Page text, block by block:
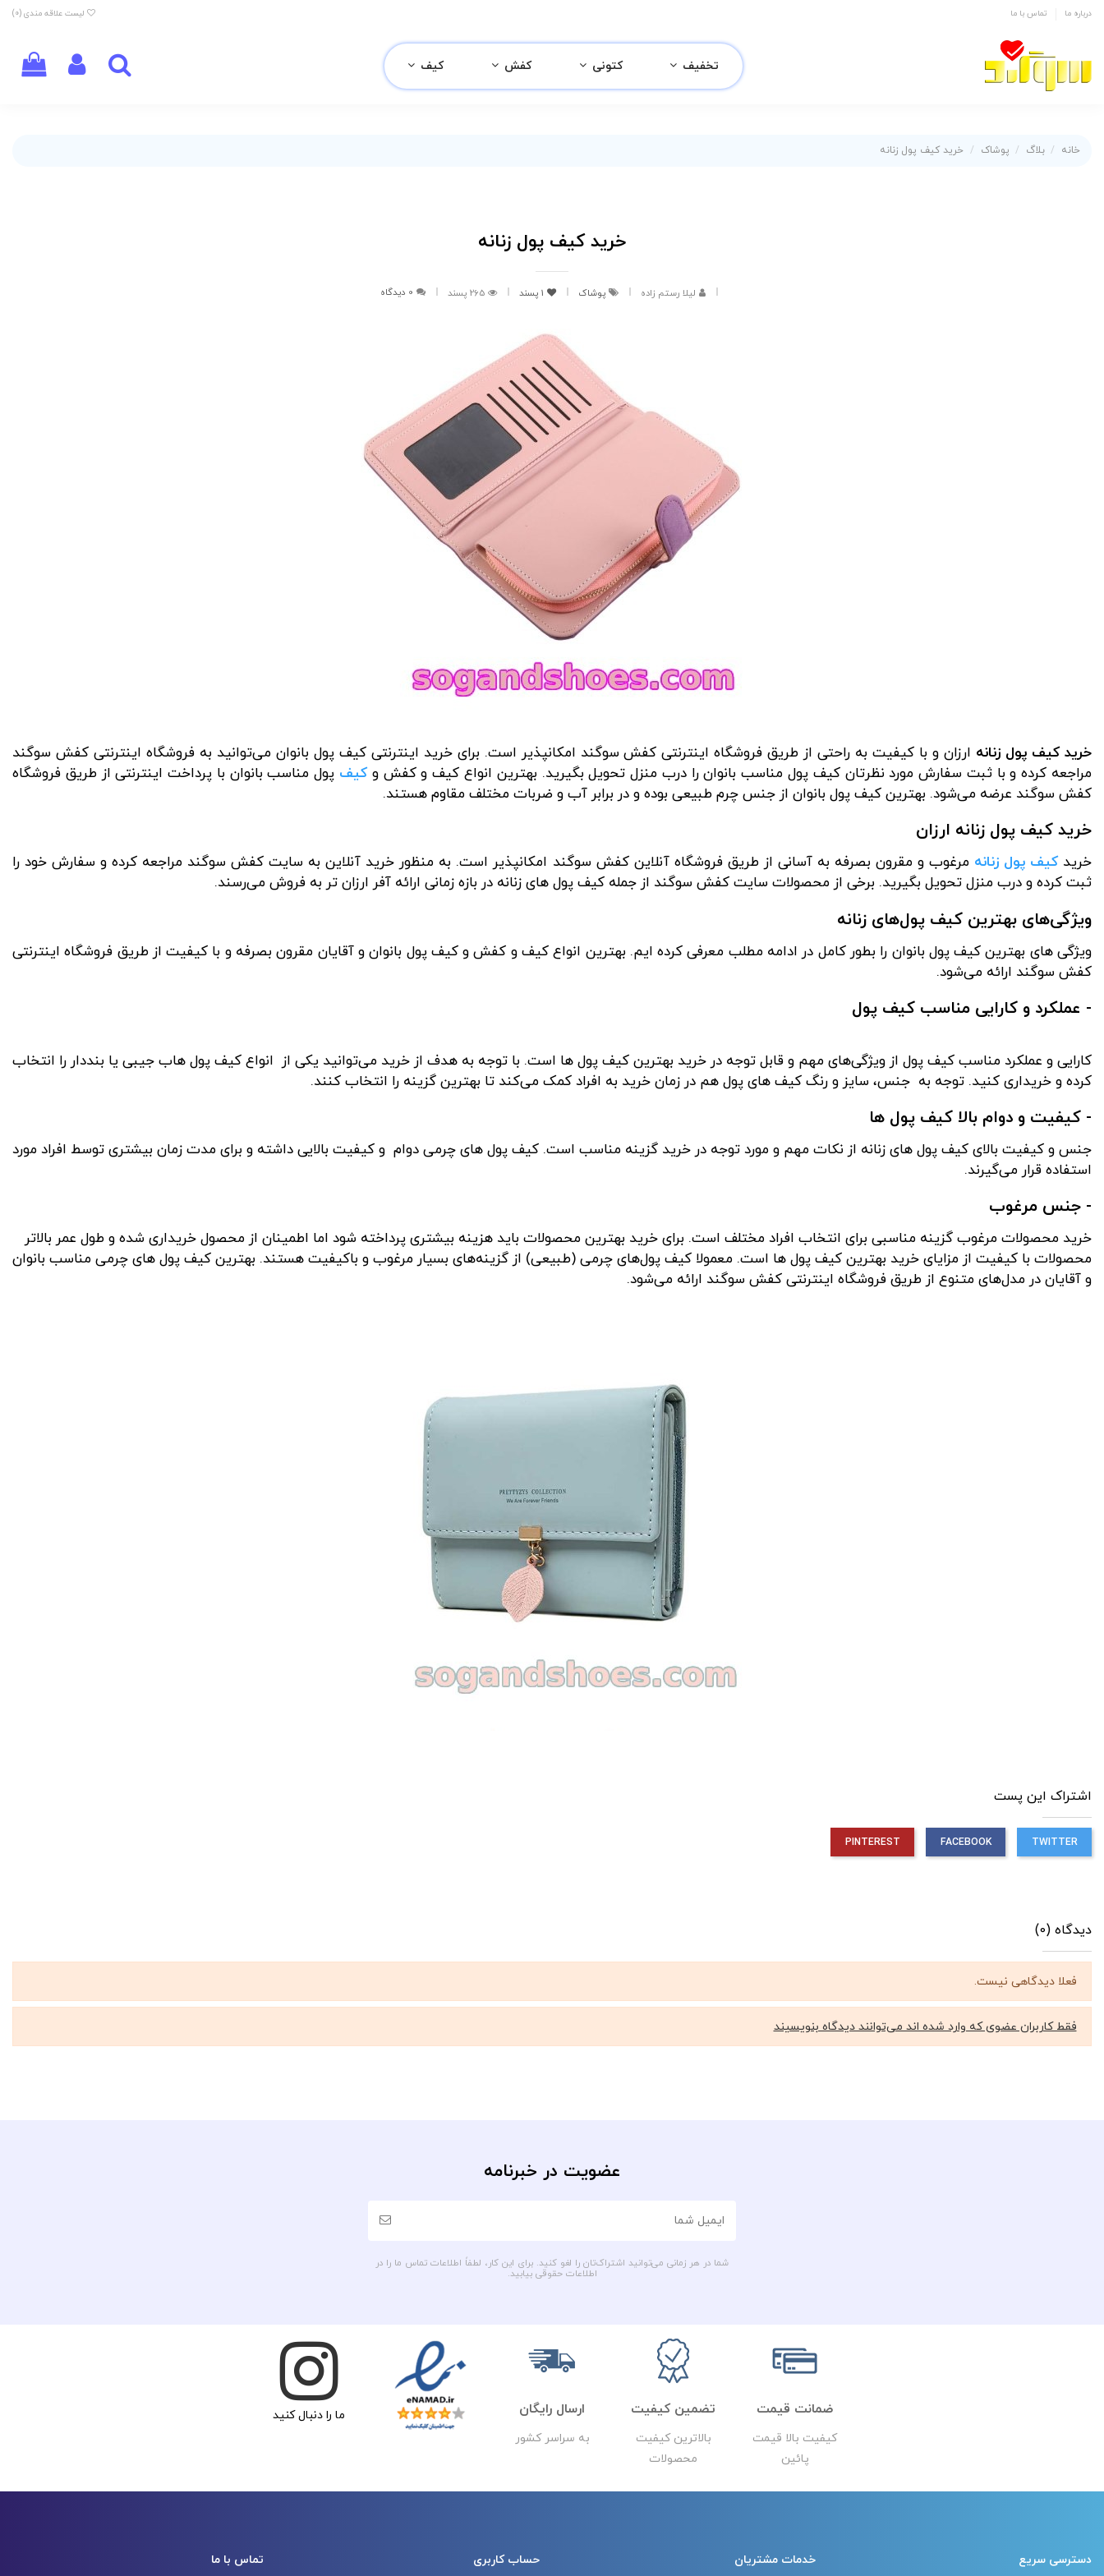
درباره ما تماس با ما لیست علاقه مندی (0
)
تخفیف کتونی کفش کیف
خانه بلاگ پوشاک خرید کیف پول زنانه
خرید کیف پول زنانه
لیلا رستم زاده پوشاک 1 پسند 265 پسند 0 دیدگاه
خرید کیف پول زنانه ارزان و با کیفیت به راحتی از طریق فروشگاه اینترنتی کفش سوگند امکانپذیر است. برای خرید اینترنتی کیف پول بانوان می‌توانید به فروشگاه اینترنتی کفش سوگند
مراجعه کرده و با ثبت سفارش مورد نظرتان کیف پول مناسب بانوان را درب منزل تحویل بگیرید. بهترین انواع کیف و کفش وکیف پول مناسب بانوان با پرداخت اینترنتی از طریق فروشگاه
کفش سوگند عرضه می‌شود. بهترین کیف پول بانوان از جنس چرم طبیعی بوده و در برابر آب و ضربات مختلف مقاوم هستند.
خرید کیف پول زنانه ارزان
خریدکیف پول زنانه مرغوب و مقرون بصرفه به آسانی از طریق فروشگاه آنلاین کفش سوگند امکانپذیر است. به منظور خرید آنلاین به سایت کفش سوگند مراجعه کرده و سفارش خود را
ثبت کرده و درب منزل تحویل بگیرید. برخی از محصولات سایت کفش سوگند از جمله کیف پول های زنانه در بازه زمانی ارائه آفر ارزان تر به فروش می‌رسند.
ویژگی‌های بهترین کیف پول‌های زنانه
ویژگی های بهترین کیف پول بانوان را بطور کامل در ادامه مطلب معرفی کرده ایم. بهترین انواع کیف و کفش و کیف پول بانوان و آقایان مقرون بصرفه و با کیفیت از طریق فروشگاه اینترنتی
کفش سوگند ارائه می‌شود.
- عملکرد و کارایی مناسب کیف پول
کارایی و عملکرد مناسب کیف پول از ویژگی‌های مهم و قابل توجه در خرید بهترین کیف پول ها است. با توجه به هدف از خرید می‌توانید یکی از انواع کیف پول هاب جیبی یا بنددار را انتخاب
کرده و خریداری کنید. توجه به جنس، سایز و رنگ کیف های پول هم در زمان خرید به افراد کمک می‌کند تا بهترین گزینه را انتخاب کنند.
- کیفیت و دوام بالا کیف پول ها
جنس و کیفیت بالای کیف پول های زنانه از نکات مهم و مورد توجه در خرید گزینه مناسب است. کیف پول های چرمی دوام و کیفیت بالایی داشته و برای مدت زمان بیشتری توسط افراد مورد
استفاده قرار می‌گیرند.
- جنس مرغوب
خرید محصولات مرغوب گزینه مناسبی برای انتخاب افراد مختلف است. برای خرید بهترین محصولات باید هزینه بیشتری پرداخته شود اما اطمینان از محصول خریداری شده و طول عمر بالاتر
محصولات با کیفیت از مزایای خرید بهترین کیف پول ها است. معمولا کیف پول‌های چرمی (طبیعی) از گزینه‌های بسیار مرغوب و باکیفیت هستند. بهترین کیف پول های چرمی مناسب بانوان
و آقایان در مدل‌های متنوع از طریق فروشگاه اینترنتی کفش سوگند ارائه می‌شود.
اشتراک این پست
TWITTER
FACEBOOK
PINTEREST
دیدگاه (0)
فعلا دیدگاهی نیست.
فقط کاربران عضوی که وارد شده اند می‌توانند دیدگاه بنویسیند
عضویت در خبرنامه
شما در هر زمانی می‌توانید اشتراک‌تان را لغو کنید. برای این کار، لطفاً اطلاعات تماس ما را در
اطلاعات حقوقی بیابید.
ضمانت قیمت
کیفیت بالا قیمت
پائین
تضمین کیفیت
بالاترین کیفیت
محصولات
ارسال رایگان
به سراسر کشور
ما را دنبال کنید
دسترسی سریع خدمات مشتریان حساب کاربری تماس با ما